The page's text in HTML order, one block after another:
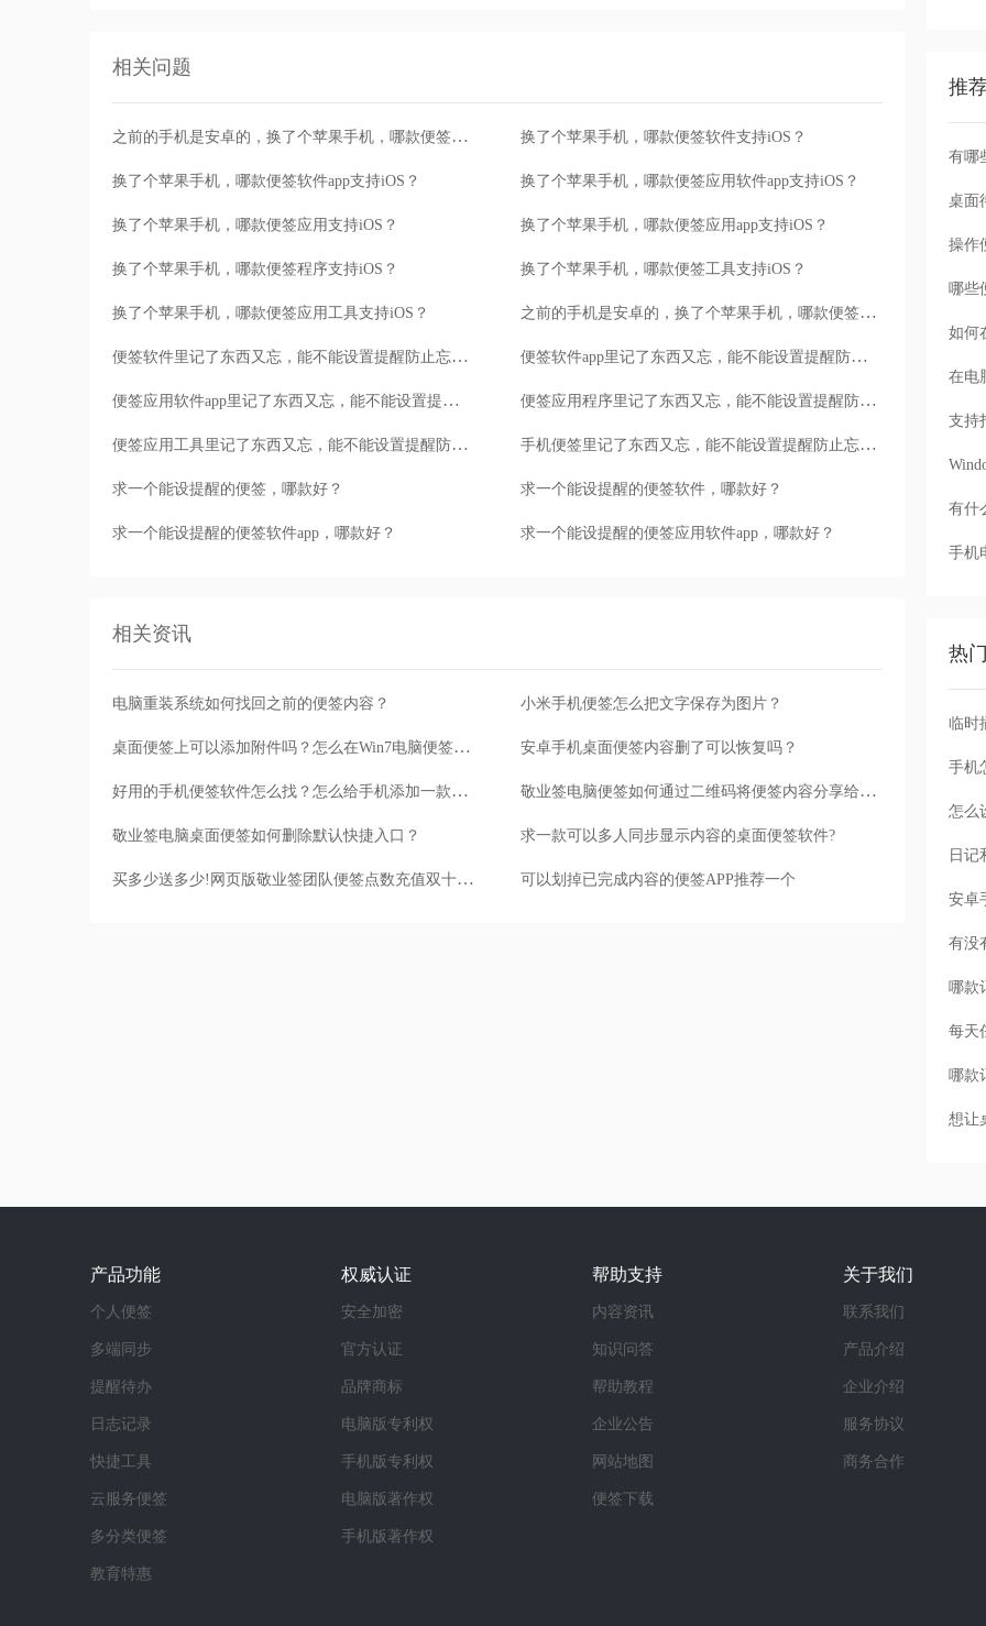
相关问题
之前的手机是安卓的，换了个苹果手机，哪款便签软件支持iOS？ 换了个苹果手机，哪款便签软件支持iOS？
换了个苹果手机，哪款便签软件app支持iOS？ 换了个苹果手机，哪款便签应用软件app支持iOS？
换了个苹果手机，哪款便签应用支持iOS？ 换了个苹果手机，哪款便签应用app支持iOS？
换了个苹果手机，哪款便签程序支持iOS？ 换了个苹果手机，哪款便签工具支持iOS？
换了个苹果手机，哪款便签应用工具支持iOS？ 之前的手机是安卓的，换了个苹果手机，哪款便签能通用？
便签软件里记了东西又忘，能不能设置提醒防止忘呢？ 便签软件app里记了东西又忘，能不能设置提醒防止忘呢？
便签应用软件app里记了东西又忘，能不能设置提醒防止忘呢？ 便签应用程序里记了东西又忘，能不能设置提醒防止忘呢？
便签应用工具里记了东西又忘，能不能设置提醒防止忘呢？ 手机便签里记了东西又忘，能不能设置提醒防止忘呢？
求一个能设提醒的便签，哪款好？ 求一个能设提醒的便签软件，哪款好？
求一个能设提醒的便签软件app，哪款好？ 求一个能设提醒的便签应用软件app，哪款好？
相关资讯
电脑重装系统如何找回之前的便签内容？ 小米手机便签怎么把文字保存为图片？
桌面便签上可以添加附件吗？怎么在Win7电脑便签中添加附件 安卓手机桌面便签内容删了可以恢复吗？
好用的手机便签软件怎么找？怎么给手机添加一款好用的便签app 敬业签电脑便签如何通过二维码将便签内容分享给他人？
敬业签电脑桌面便签如何删除默认快捷入口？ 求一款可以多人同步显示内容的桌面便签软件?
买多少送多少!网页版敬业签团队便签点数充值双十一活动来了 可以划掉已完成内容的便签APP推荐一个
推
有哪
桌面
操作
哪些
如何
在电
支持
有什
手机
热
手机
怎么
每天
想让
产品功能
个人便签
多端同步
提醒待办
日志记录
快捷工具
云服务便签
多分类便签
教育特惠
权威认证
安全加密
官方认证
品牌商标
电脑版专利权
手机版专利权
电脑版著作权
手机版著作权
帮助支持
内容资讯
知识问答
帮助教程
企业公告
网站地图
便签下载
关于我们
联系我们
产品介绍
企业介绍
服务协议
商务合作